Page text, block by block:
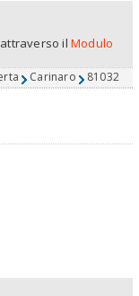
attraverso il Modulo
Carinaro 81032